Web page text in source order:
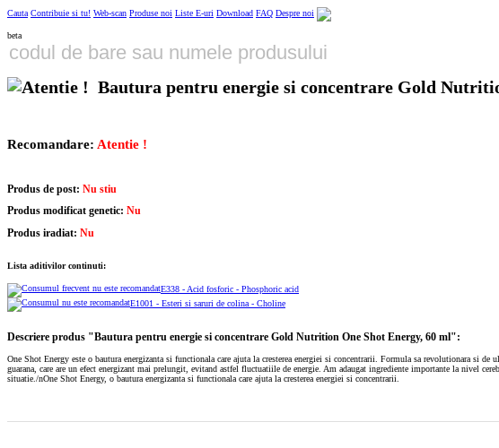
Cauta Contribuie si tu! Web-scan Produse noi Liste E-uri Download FAQ Despre noi
beta
Bautura pentru energie si concentrare Gold
Recomandare: Atentie !
Produs de post: Nu stiu
Produs modificat genetic: Nu
Produs iradiat: Nu
Lista aditivilor continuti:
E338 - Acid fosforic - Phosphoric acid
E1001 - Esteri si saruri de colina - Choline
Descriere produs "Bautura pentru energie si concentrare Gold Nutrition One Shot Energy, 60 ml":
One Shot Energy este o bautura energizanta si functionala care ajuta la cresterea energiei si concentrarii. Formula sa revolutionara si
guarana, care are un efect energizant mai prelungit, evitand astfel fluctuatiile de energie. Am adaugat ingrediente importante la nivel
situatie./nOne Shot Energy, o bautura energizanta si functionala care ajuta la cresterea energiei si concentrarii.